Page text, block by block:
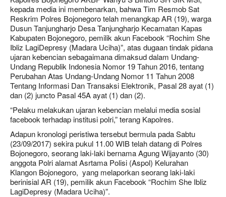
kepada media ini membenarkan, bahwa Tim Resmob Sat
Reskrim Polres Bojonegoro telah menangkap AR (19), warga
Dusun Tanjungharjo Desa Tanjungharjo Kecamatan Kapas
Kabupaten Bojonegoro, pemilik akun Facebook “Rochim She
Ibliz LagiDepresy (Madara Uciha)”, atas dugaan tindak pidana
ujaran kebencian sebagaimana dimaksud dalam Undang-
Undang Republik Indonesia Nomor 19 Tahun 2016, tentang
Perubahan Atas Undang-Undang Nomor 11 Tahun 2008
Tentang Informasi Dan Transaksi Elektronik, Pasal 28 ayat (1)
dan (2) juncto Pasal 45A ayat (1) dan (2).
“Pelaku melakukan ujaran kebencian melalui media sosial
facebook terhadap institusi polri,” terang Kapolres.
Adapun kronologi peristiwa tersebut bermula pada Sabtu
(23/09/2017) sekira pukul 11.00 WIB telah datang di Polres
Bojonegoro, seorang laki-laki bernama Agung Wijayanto (30)
anggota Polri alamat Asrtama Polisi (Aspol) Kelurahan
Klangon Bojonegoro, yang melaporkan seorang laki-laki
berinisial AR (19), pemilik akun Facebook “Rochim She Ibliz
LagiDepresy (Madara Uciha)”.